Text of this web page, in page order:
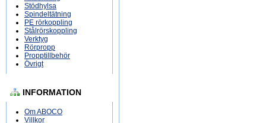
Stödhylsa
Spindeltätning
PE rörkoppling
Stålrörskoppling
Verktyg
Rörpropp
Propptillbehör
Övrigt
INFORMATION
Om ABOCO
Villkor